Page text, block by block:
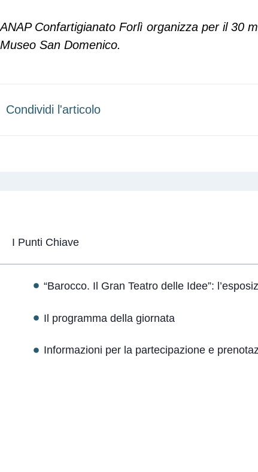
ANAP Confartigianato Forlì organizza per il 30
Museo San Domenico.
Condividi l'articolo
I Punti Chiave
“Barocco. Il Gran Teatro delle Idee”:
Il programma della giornata
Informazioni per la partecipazione e